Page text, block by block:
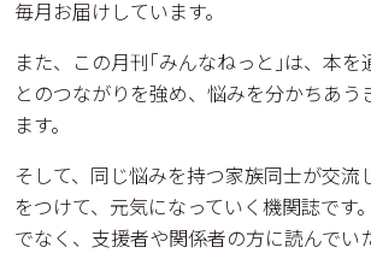
毎月お届けしています。
また、この月刊｢みんなねっと｣は、本
とのつながりを強め、悩みを分かちあう
ます。
そして、同じ悩みを持つ家族同士が交流
をつけて、元気になっていく機関誌です
でなく、支援者や関係者の方に読んでい